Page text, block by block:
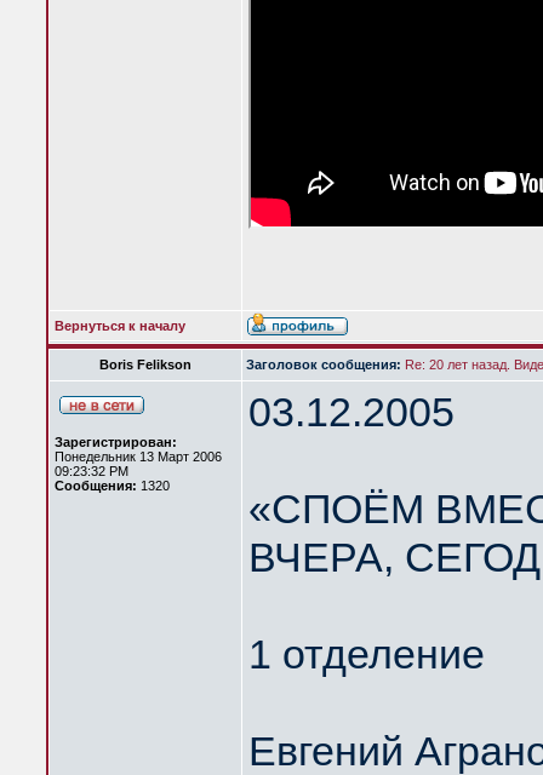
Вернуться к началу
Boris Felikson Заголовок сообщения: Re: 20 лет назад.
Зарегистрирован:
Понедельник 13 Март 2006
09:23:32 PM
Сообщения: 1320
03.12.2005
«СПОЁМ
ВЧЕРА,
1 отделение
Евгений